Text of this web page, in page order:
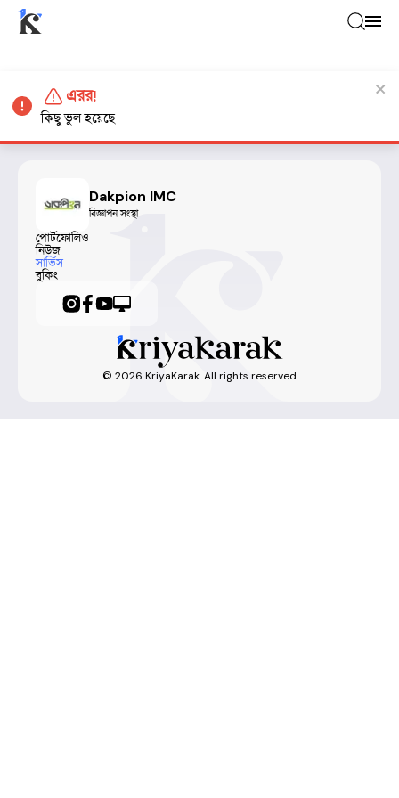
Dakpion IMC
বিজ্ঞাপন সংস্থা
পোর্টফোলিও
নিউজ
সার্ভিস
বুকিং
© 2026 KriyaKarak. All rights reserved
এরর!
কিছু ভুল হয়েছে